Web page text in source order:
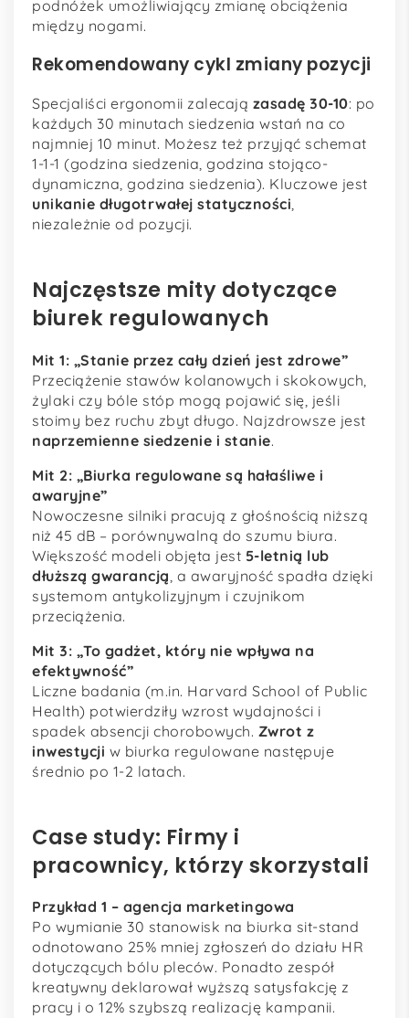
podnóżek umożliwiający zmianę obciążenia
między nogami.
Rekomendowany cykl zmiany pozycji
Specjaliści ergonomii zalecają zasadę 30-10: po
każdych 30 minutach siedzenia wstań na co
najmniej 10 minut. Możesz też przyjąć schemat
1-1-1 (godzina siedzenia, godzina stojąco-
dynamiczna, godzina siedzenia). Kluczowe jest
unikanie długotrwałej statyczności,
niezależnie od pozycji.
Najczęstsze mity dotyczące
biurek regulowanych
Mit 1: „Stanie przez cały dzień jest zdrowe”
Przeciążenie stawów kolanowych i skokowych,
żylaki czy bóle stóp mogą pojawić się, jeśli
stoimy bez ruchu zbyt długo. Najzdrowsze jest
naprzemienne siedzenie i stanie.
Mit 2: „Biurka regulowane są hałaśliwe i
awaryjne”
Nowoczesne silniki pracują z głośnością niższą
niż 45 dB – porównywalną do szumu biura.
Większość modeli objęta jest 5-letnią lub
dłuższą gwarancją , a awaryjność spadła dzięki
systemom antykolizyjnym i czujnikom
przeciążenia.
Mit 3: „To gadżet, który nie wpływa na
efektywność”
Liczne badania (m.in. Harvard School of Public
Health) potwierdziły wzrost wydajności i
spadek absencji chorobowych. Zwrot z
inwestycji w biurka regulowane następuje
średnio po 1-2 latach.
Case study: Firmy i
pracownicy, którzy skorzystali
Przykład 1 – agencja marketingowa
Po wymianie 30 stanowisk na biurka sit-stand
odnotowano 25% mniej zgłoszeń do działu HR
dotyczących bólu pleców. Ponadto zespół
kreatywny deklarował wyższą satysfakcję z
pracy i o 12% szybszą realizację kampanii.